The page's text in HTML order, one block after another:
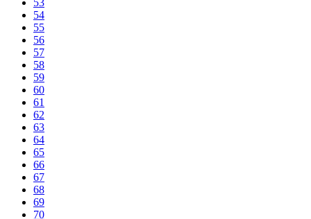
53
54
55
56
57
58
59
60
61
62
63
64
65
66
67
68
69
70